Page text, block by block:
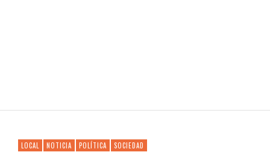
LOCAL NOTICIA POLÍTICA SOCIEDAD